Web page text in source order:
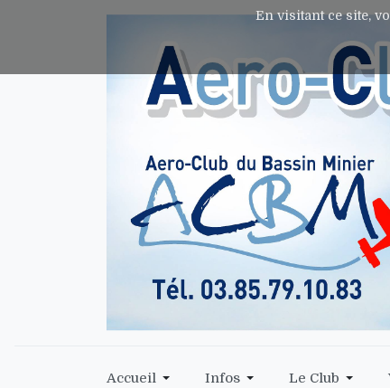
Accueil Infos Le Club
En visitant ce site,